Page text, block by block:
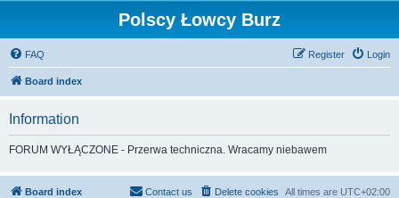
Polscy Łowcy Burz
FAQ Login
Register
Board index
Information
FORUM WYŁĄCZONE - Przerwa techniczna. Wracamy niebawem
Board index All times are UTC+02:00
Delete cookies
Contact us